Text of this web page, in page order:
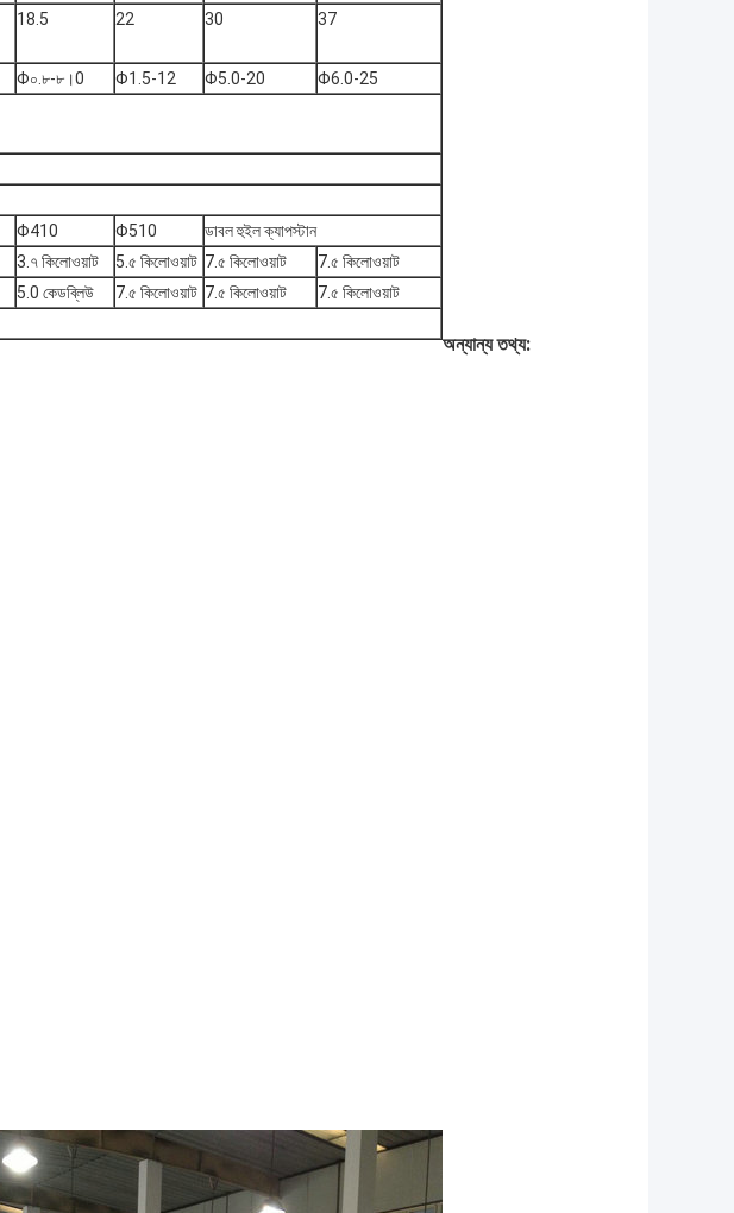
18.5 22 30 37
Φ০.৮-৮।0 Φ1.5-12 Φ5.0-20
Φ6.0-25
Φ410 Φ510
ডাবল হুইল ক্যাপস্টান
3.৭ কিলোওয়াট 5.৫ কিলোওয়াট 7.৫ কিলোওয়াট
7.৫ কিলোওয়াট
5.0 কেডব্লিউ 7.৫ কিলোওয়াট 7.৫ কিলোওয়াট
7.৫ কিলোওয়াট
অন্যান্য তথ্য: